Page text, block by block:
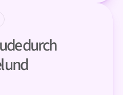
durch
und